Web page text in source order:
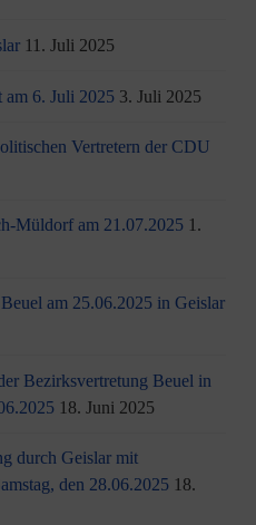
11. Juli 2025
6. Juli 2025 3. Juli 2025
Vertretern der CDU
Müldorf am 21.07.2025 1.
am 25.06.2025 in Geislar
Bezirksvertretung Beuel in
18. Juni 2025
durch Geislar mit
den 28.06.2025 18.